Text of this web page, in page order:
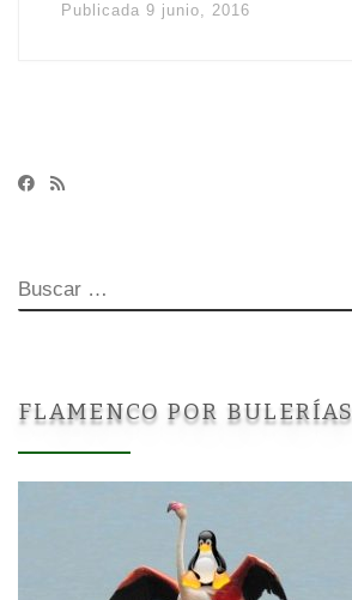
Publicada 9 junio, 2016
BUSCAR
FLAMENCO POR BULERÍAS